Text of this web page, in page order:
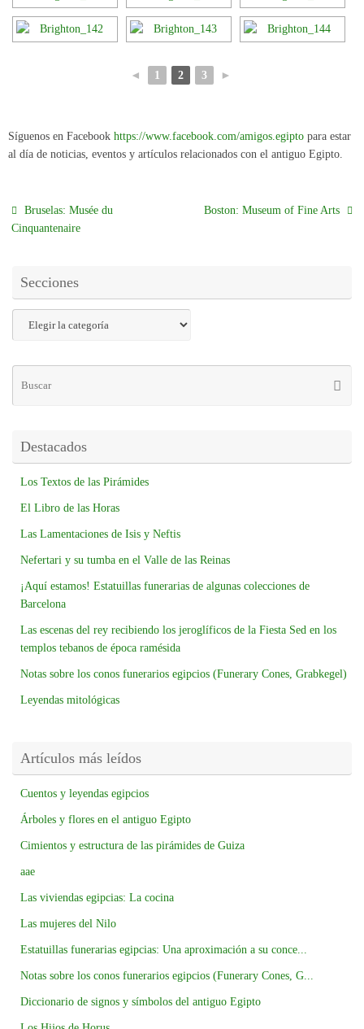
◄ 1 2 3 ►
Síguenos en Facebook https://www.facebook.com/amigos.egipto para estar
al día de noticias, eventos y artículos relacionados con el antiguo Egipto.
Bruselas: Musée du
Cinquantenaire
Boston: Museum of Fine Arts
Secciones
Destacados
Los Textos de las Pirámides
El Libro de las Horas
Las Lamentaciones de Isis y Neftis
Nefertari y su tumba en el Valle de las Reinas
¡Aquí estamos! Estatuillas funerarias de algunas colecciones de
Barcelona
Las escenas del rey recibiendo los jeroglíficos de la Fiesta Sed en los
templos tebanos de época ramésida
Notas sobre los conos funerarios egipcios (Funerary Cones, Grabkegel)
Leyendas mitológicas
Artículos más leídos
Cuentos y leyendas egipcios
Árboles y flores en el antiguo Egipto
Cimientos y estructura de las pirámides de Guiza
aae
Las viviendas egipcias: La cocina
Las mujeres del Nilo
Estatuillas funerarias egipcias: Una aproximación a su conce...
Notas sobre los conos funerarios egipcios (Funerary Cones, G...
Diccionario de signos y símbolos del antiguo Egipto